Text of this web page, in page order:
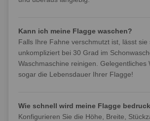
Kann ich meine Flagge waschen?
Falls Ihre Fahne verschmutzt ist, lässt sie
unkompliziert bei 30 Grad im
Waschmaschine reinigen. Gelegentliches
sogar die Lebensdauer Ihrer Flagge!
Wie schnell wird meine Flagge
Konfigurieren Sie die Höhe, Breite,